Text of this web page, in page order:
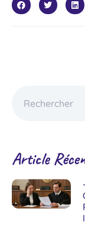
Article